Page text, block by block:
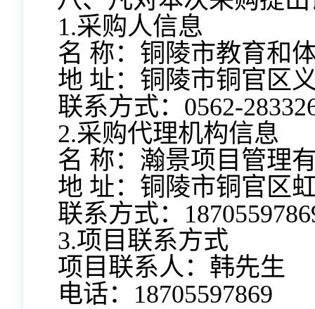
1.采购人信息
名 称：铜陵市教育和
地 址：铜陵市铜官区
联系方式：0562-
2.采购代理机构信息
名 称：瀚景项目管理
地 址：铜陵市铜官区
联系方式：
3.项目联系方式
项目联系人：韩先生
电话：18705597869